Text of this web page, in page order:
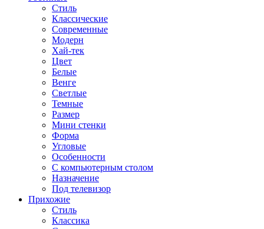
Стиль
Классические
Современные
Модерн
Хай-тек
Цвет
Белые
Венге
Светлые
Темные
Размер
Мини стенки
Форма
Угловые
Особенности
С компьютерным столом
Назначение
Под телевизор
Прихожие
Стиль
Классика